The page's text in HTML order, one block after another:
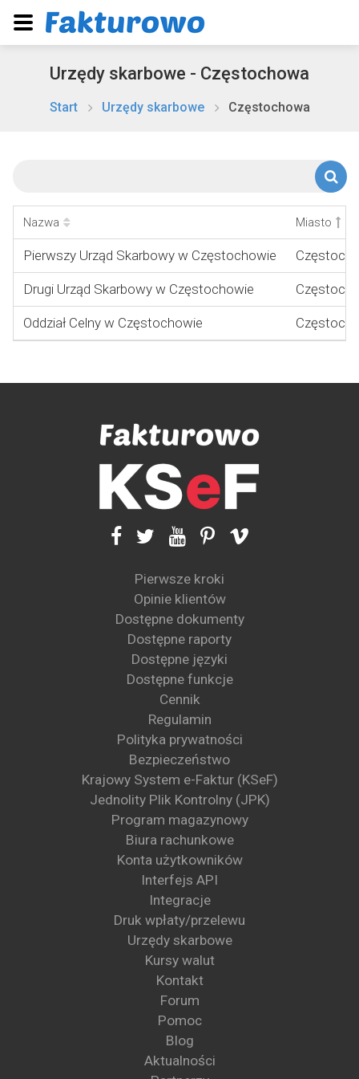
Urzędy skarbowe - Częstochowa
Start Urzędy skarbowe Częstochowa
Nazwa Miasto
Pierwszy Urząd Skarbowy w Częstochowie
Drugi Urząd Skarbowy w Częstochowie
Oddział Celny w Częstochowie
Pierwsze kroki
Opinie klientów
Dostępne dokumenty
Dostępne raporty
Dostępne języki
Dostępne funkcje
Cennik
Regulamin
Polityka prywatności
Bezpieczeństwo
Krajowy System e-Faktur (KSeF)
Jednolity Plik Kontrolny (JPK)
Program magazynowy
Biura rachunkowe
Konta użytkowników
Interfejs API
Integracje
Druk wpłaty/przelewu
Urzędy skarbowe
Kursy walut
Kontakt
Forum
Pomoc
Blog
Aktualności